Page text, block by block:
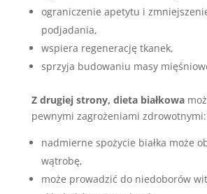
ograniczenie apetytu i
podjadania,
wspiera regenerację tkanek,
sprzyja budowaniu masy
Z drugiej strony, dieta białkowa
pewnymi zagrożeniami zdrowotnymi:
nadmierne spożycie białka może
wątrobę,
może prowadzić do niedoborów